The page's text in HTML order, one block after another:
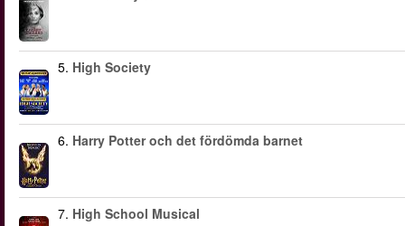
5. High Society
6. Harry Potter och det fördömda barnet
7. High School Musical